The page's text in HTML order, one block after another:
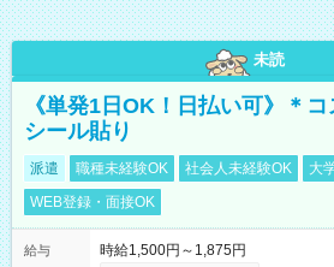
未読
《単発1日OK！日払い可》＊
シール貼り
派遣 職種未経験OK 社会人未経験OK 大
WEB登録・面接OK
給与
時給1,500円～1,875円